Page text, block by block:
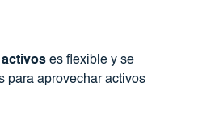
activoses flexible y se
para aprovechar activos